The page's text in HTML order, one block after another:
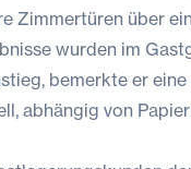
Zimmertüren über
wurden im
bemerkte er
abhängig von